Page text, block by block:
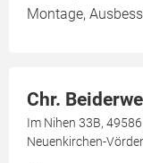
Montage,
Chr.
Im Nihen 33B,
Neuenkirchen-